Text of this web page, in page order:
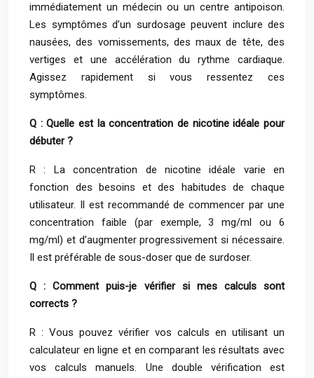
immédiatement un médecin ou un centre antipoison.
Les symptômes d’un surdosage peuvent inclure des
nausées, des vomissements, des maux de tête, des
vertiges et une accélération du rythme cardiaque.
Agissez rapidement si vous ressentez ces
symptômes.
Q : Quelle est la concentration de nicotine idéale pour
débuter ?
R : La concentration de nicotine idéale varie en
fonction des besoins et des habitudes de chaque
utilisateur. Il est recommandé de commencer par une
concentration faible (par exemple, 3 mg/ml ou 6
mg/ml) et d’augmenter progressivement si nécessaire.
Il est préférable de sous-doser que de surdoser.
Q : Comment puis-je vérifier si mes calculs sont
corrects ?
R : Vous pouvez vérifier vos calculs en utilisant un
calculateur en ligne et en comparant les résultats avec
vos calculs manuels. Une double vérification est